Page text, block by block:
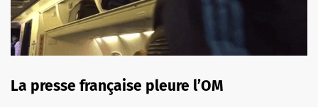
La presse française pleure l’OM